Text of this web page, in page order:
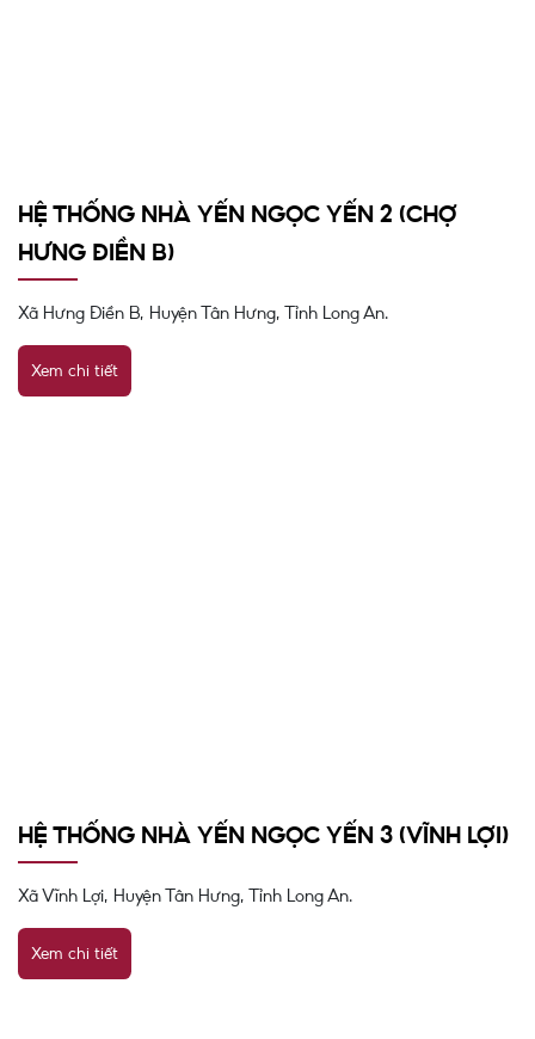
HỆ THỐNG NHÀ YẾN NGỌC YẾN 2 (CHỢ
HƯNG ĐIỀN B)
Xã Hưng Điền B, Huyện Tân Hưng, Tỉnh Long An.
Xem chi tiết
HỆ THỐNG NHÀ YẾN NGỌC YẾN 3 (VĨNH LỢI)
Xã Vĩnh Lợi, Huyện Tân Hưng, Tỉnh Long An.
Xem chi tiết